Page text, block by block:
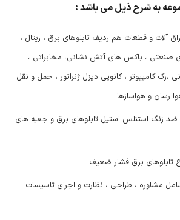
به شرح ذیل می باشد :
آلات و قطعات هم ردیف تابلوهای برق ، ریتال ،
صنعتی ، باکس های آتش نشانی، مخابراتی ،
،رک کامپیوتر ، کانوپی دیزل ژنراتور ، حمل و نقل
رسان و هواسازها
ضد زنگ استنلس استیل تابلوهای برق و جعبه های
تابلوهای برق فشار ضعیف
مشاوره ، طراحی ، نظارت و اجرای تاسیسات